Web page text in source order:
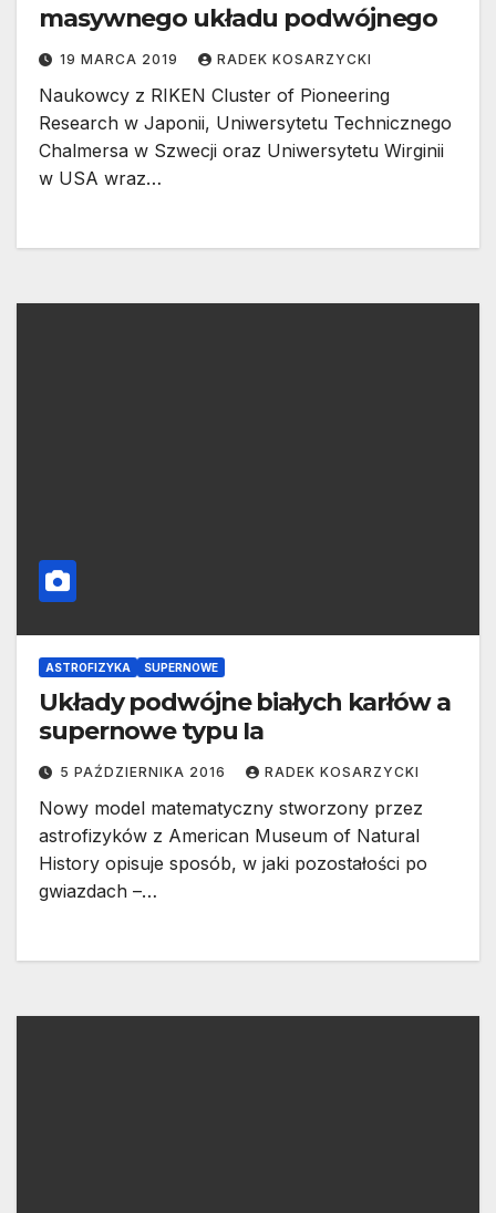
masywnego układu podwójnego
19 MARCA 2019 RADEK KOSARZYCKI
Naukowcy z RIKEN Cluster of Pioneering
Research w Japonii, Uniwersytetu Technicznego
Chalmersa w Szwecji oraz Uniwersytetu Wirginii
w USA wraz…
ASTROFIZYKA SUPERNOWE
Układy podwójne białych karłów a
supernowe typu Ia
5 PAŹDZIERNIKA 2016 RADEK KOSARZYCKI
Nowy model matematyczny stworzony przez
astrofizyków z American Museum of Natural
History opisuje sposób, w jaki pozostałości po
gwiazdach –…